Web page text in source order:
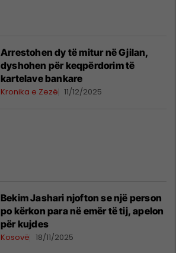
Arrestohen dy të mitur në Gjilan,
dyshohen për keqpërdorim të
kartelave bankare
Kronika e Zezë 11/12/2025
Bekim Jashari njofton se një person
po kërkon para në emër të tij, apelon
për kujdes
Kosovë 18/11/2025